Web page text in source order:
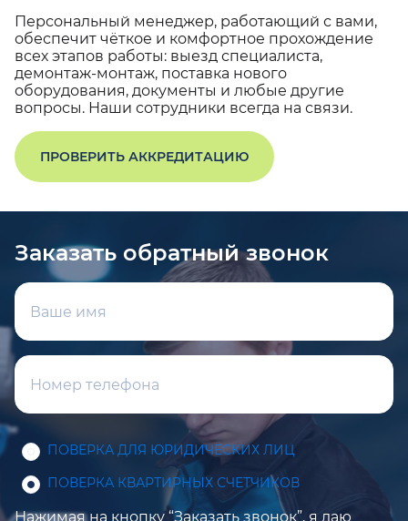
Персональный менеджер, работающий с вами,
обеспечит чёткое и комфортное прохождение
всех этапов работы: выезд специалиста,
демонтаж-монтаж, поставка нового
оборудования, документы и любые другие
вопросы. Наши сотрудники всегда на связи.
ПРОВЕРИТЬ АККРЕДИТАЦИЮ
Заказать обратный звонок
ПОВЕРКА ДЛЯ ЮРИДИЧЕСКИХ ЛИЦ
ПОВЕРКА КВАРТИРНЫХ СЧЕТЧИКОВ
Нажимая на кнопку “Заказать звонок”, я даю